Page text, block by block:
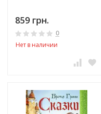
859 грн.
0
Нет в наличии